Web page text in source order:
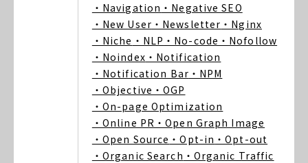
・Navigation ・Negative SEO
・New User ・Newsletter ・Nginx
・Niche ・NLP ・No-code ・Nofollow
・Noindex ・Notification
・Notification Bar ・NPM
・Objective ・OGP
・On-page Optimization
・Online PR ・Open Graph Image
・Open Source ・Opt-in ・Opt-out
・Organic Search ・Organic Traffic